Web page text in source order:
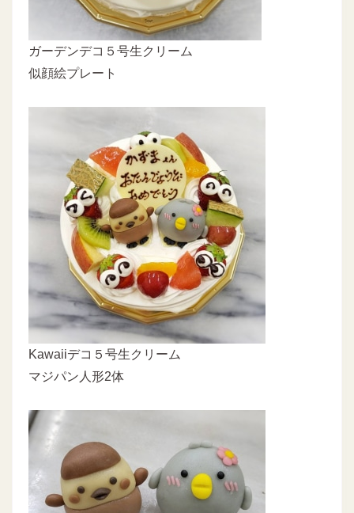
ガーデンデコ５号生クリーム
似顔絵プレート
Kawaiiデコ５号生クリーム
マジパン人形2体